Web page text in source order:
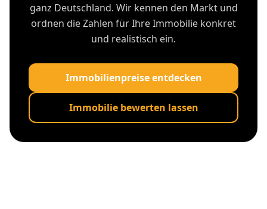
ganz Deutschland. Wir kennen den Markt und
ordnen die Zahlen für Ihre Immobilie konkret
und realistisch ein.
Immobilienpreise entdecken
Immobilie bewerten lassen